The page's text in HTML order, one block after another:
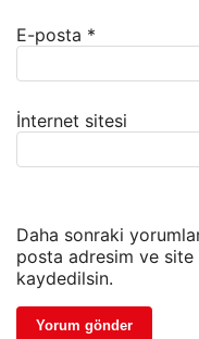
E-posta *
İnternet sitesi
Daha sonraki
posta adresim ve site
kaydedilsin.